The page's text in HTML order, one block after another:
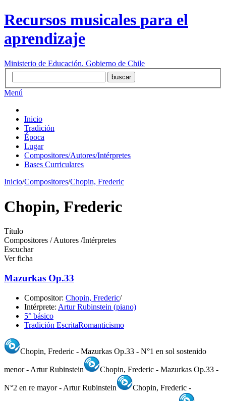
Recursos musicales para el
aprendizaje
Ministerio de Educación. Gobierno de Chile
Menú
Inicio
Tradición
Época
Lugar
Compositores/Autores/Intérpretes
Bases Curriculares
Inicio/Compositores/Chopin, Frederic
Chopin, Frederic
Título
Compositores / Autores /Intérpretes
Escuchar
Ver ficha
Mazurkas Op.33
Compositor: Chopin, Frederic/
Intérprete: Artur Rubinstein (piano)
5° básico
Tradición EscritaRomanticismo
Chopin, Frederic - Mazurkas Op.33 - N°1 en sol sostenido
menor - Artur Rubinstein Chopin, Frederic - Mazurkas Op.33 -
N°2 en re mayor - Artur Rubinstein Chopin, Frederic -